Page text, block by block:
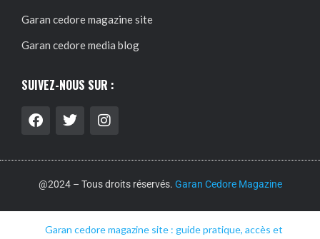
Garan cedore magazine site
Garan cedore media blog
SUIVEZ-NOUS SUR :
@2024 – Tous droits réservés. Garan Cedore Magazine
Garan cedore magazine site : guide pratique, accès et